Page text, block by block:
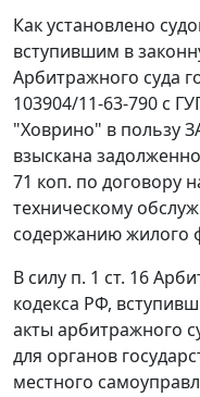
Как установлено
вступившим в
Арбитражного суда
103904/11-63-790 с
"Ховрино" в пользу
взыскана
71 коп. по договору
техническому
содержанию жилого
В силу п. 1 ст. 16
кодекса РФ,
акты арбитражного
для органов
местного